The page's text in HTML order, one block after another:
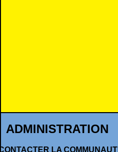
ADMINISTRATION
LA